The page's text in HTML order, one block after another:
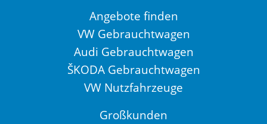
Angebote finden
VW Gebrauchtwagen
Audi Gebrauchtwagen
ŠKODA Gebrauchtwagen
VW Nutzfahrzeuge
Großkunden